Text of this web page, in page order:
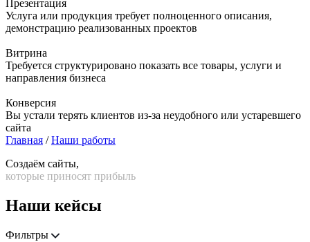
Презентация
Услуга или продукция требует полноценного описания,
демонстрацию реализованных проектов
Витрина
Требуется структурировано показать все товары, услуги и
направления бизнеса
Конверсия
Вы устали терять клиентов из-за неудобного или устаревшего
сайта
Главная /Наши работы
Создаём сайты,
которые приносят прибыль
Наши кейсы
Фильтры